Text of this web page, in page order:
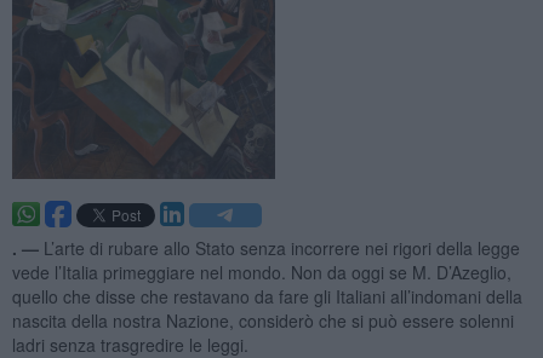
. — L’arte di rubare allo Stato senza incorrere nei rigori della legge
vede l’Italia primeggiare nel mondo. Non da oggi se M. D’Azeglio,
quello che disse che restavano da fare gli Italiani all’indomani della
nascita della nostra Nazione, considerò che si può essere solenni
ladri senza trasgredire le leggi.